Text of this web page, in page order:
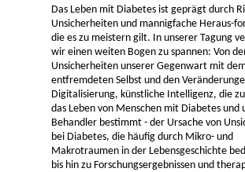
Das Leben mit Diabetes ist geprägt durch
Unsicherheiten und mannigfache Heraus-
die es zu meistern gilt. In unserer Tagung
wir einen weiten Bogen zu spannen: Von
Unsicherheiten unserer Gegenwart mit
entfremdeten Selbst und den
Digitalisierung, künstliche Intelligenz, die
das Leben von Menschen mit Diabetes und
Behandler bestimmt - der Ursache von
bei Diabetes, die häufig durch Mikro- und
Makrotraumen in der Lebensgeschichte
bis hin zu Forschungsergebnissen und